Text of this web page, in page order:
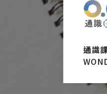
通識